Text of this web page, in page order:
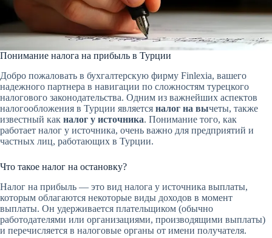
Понимание налога на прибыль в Турции
Добро пожаловать в бухгалтерскую фирму Finlexia, вашего
надежного партнера в навигации по сложностям турецкого
налогового законодательства. Одним из важнейших аспектов
налогообложения в Турции является налог на вычеты, также
известный как налог у источника. Понимание того, как
работает налог у источника, очень важно для предприятий и
частных лиц, работающих в Турции.
Что такое налог на остановку?
Налог на прибыль — это вид налога у источника выплаты,
которым облагаются некоторые виды доходов в момент
выплаты. Он удерживается плательщиком (обычно
работодателями или организациями, производящими выплаты)
и перечисляется в налоговые органы от имени получателя.